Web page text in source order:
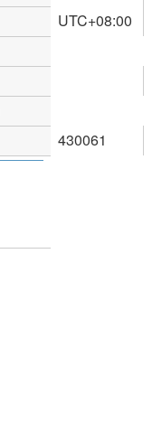
UTC+08:00
430061